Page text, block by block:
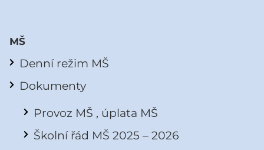
MŠ
Denní režim MŠ
Dokumenty
Provoz MŠ , úplata MŠ
Školní řád MŠ 2025 – 2026